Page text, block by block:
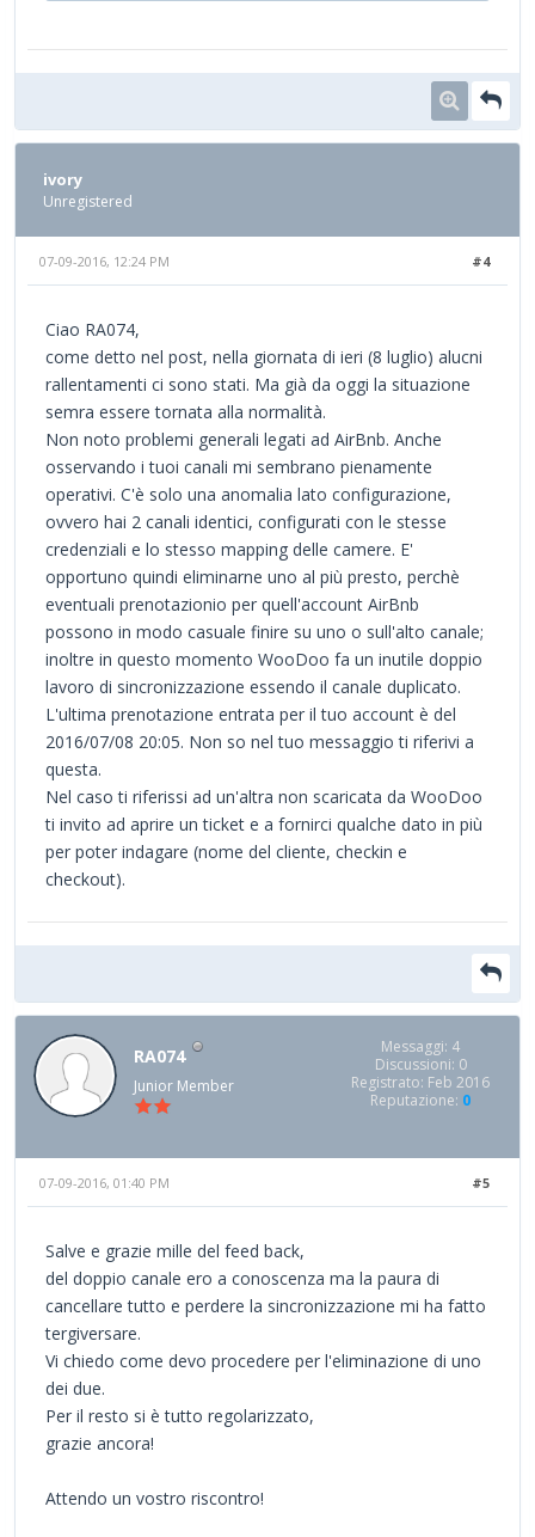
ivory
Unregistered
#4
07-09-2016, 12:24 PM
Ciao RA074,
come detto nel post, nella giornata di ieri (8 luglio) alucni
rallentamenti ci sono stati. Ma già da oggi la situazione
semra essere tornata alla normalità.
Non noto problemi generali legati ad AirBnb. Anche
osservando i tuoi canali mi sembrano pienamente
operativi. C'è solo una anomalia lato configurazione,
ovvero hai 2 canali identici, configurati con le stesse
credenziali e lo stesso mapping delle camere. E'
opportuno quindi eliminarne uno al più presto, perchè
eventuali prenotazionio per quell'account AirBnb
possono in modo casuale finire su uno o sull'alto canale;
inoltre in questo momento WooDoo fa un inutile doppio
lavoro di sincronizzazione essendo il canale duplicato.
L'ultima prenotazione entrata per il tuo account è del
2016/07/08 20:05. Non so nel tuo messaggio ti riferivi a
questa.
Nel caso ti riferissi ad un'altra non scaricata da WooDoo
ti invito ad aprire un ticket e a fornirci qualche dato in più
per poter indagare (nome del cliente, checkin e
checkout).
RA074
Junior Member
Messaggi: 4
Discussioni: 0
Registrato: Feb 2016
Reputazione: 0
#5
07-09-2016, 01:40 PM
Salve e grazie mille del feed back,
del doppio canale ero a conoscenza ma la paura di
cancellare tutto e perdere la sincronizzazione mi ha fatto
tergiversare.
Vi chiedo come devo procedere per l'eliminazione di uno
dei due.
Per il resto si è tutto regolarizzato,
grazie ancora!
Attendo un vostro riscontro!